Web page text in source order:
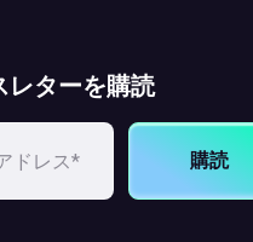
レターを購読
購読